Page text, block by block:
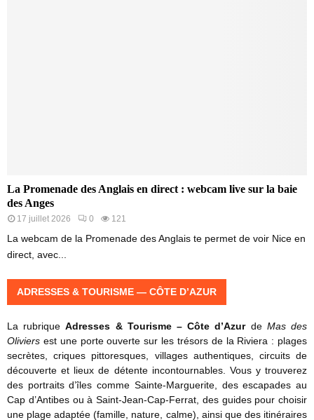
La Promenade des Anglais en direct : webcam live sur la baie
des Anges
17 juillet 2026 0 121
La webcam de la Promenade des Anglais te permet de voir Nice en
direct, avec...
ADRESSES & TOURISME — CÔTE D’AZUR
La rubriqueAdresses & Tourisme – Côte d’Azurde Mas des
Oliviers est une porte ouverte sur les trésors de la Riviera : plages
secrètes, criques pittoresques, villages authentiques, circuits de
découverte et lieux de détente incontournables. Vous y trouverez
des portraits d’îles comme Sainte-Marguerite, des escapades au
Cap d’Antibes ou à Saint-Jean-Cap-Ferrat, des guides pour choisir
une plage adaptée (famille, nature, calme), ainsi que des itinéraires